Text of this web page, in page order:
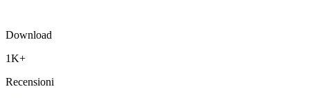
Download
1K+
Recensioni